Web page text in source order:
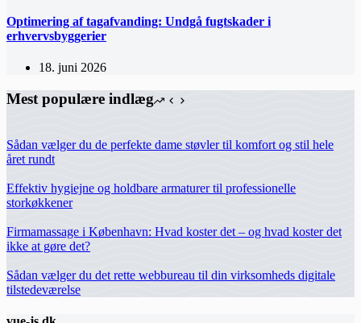
Optimering af tagafvanding: Undgå fugtskader i
erhvervsbyggerier
18. juni 2026
Mest populære indlæg
Sådan vælger du de perfekte dame støvler til komfort og stil hele
året rundt
Effektiv hygiejne og holdbare armaturer til professionelle
storkøkkener
Firmamassage i København: Hvad koster det – og hvad koster det
ikke at gøre det?
Sådan vælger du det rette webbureau til din virksomheds digitale
tilstedeværelse